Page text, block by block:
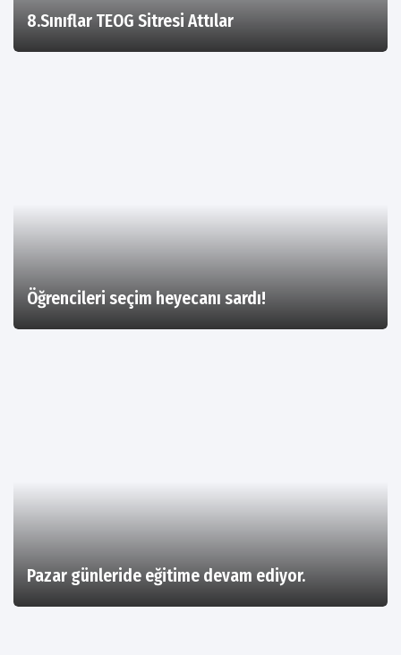
8.Sınıflar TEOG Sitresi Attılar
Öğrencileri seçim heyecanı sardı!
Pazar günleride eğitime devam ediyor.